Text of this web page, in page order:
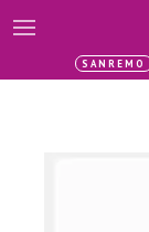
SANREMO